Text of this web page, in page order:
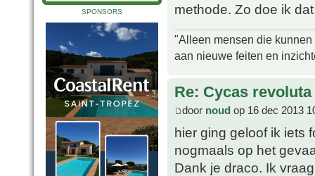
SPONSORS
methode. Zo doe ik
"Alleen mensen die
aan nieuwe feiten en
Re: Cycas
door noud op 16 dec 2013
hier ging geloof ik iets
nogmaals op het
Dank je draco. Ik